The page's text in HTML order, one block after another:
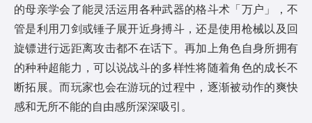
的母亲学会了能灵活运用各种武器的格斗术「万户」，不
管是利用刀剑或锤子展开近身搏斗，还是使用枪械以及回
旋镖进行远距离攻击都不在话下。再加上角色自身所拥有
的种种超能力，可以说战斗的多样性将随着角色的成长不
断拓展。而玩家也会在游玩的过程中，逐渐被动作的爽快
感和无所不能的自由感所深深吸引。